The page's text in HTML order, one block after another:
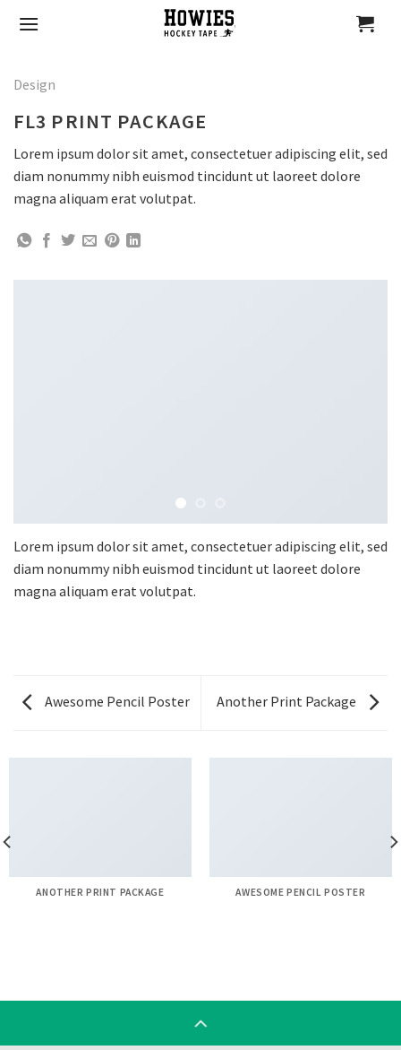
Design
FL3 PRINT PACKAGE
Lorem ipsum dolor sit amet, consectetuer adipiscing elit, sed
diam nonummy nibh euismod tincidunt ut laoreet dolore
magna aliquam erat volutpat.
Lorem ipsum dolor sit amet, consectetuer adipiscing elit, sed
diam nonummy nibh euismod tincidunt ut laoreet dolore
magna aliquam erat volutpat.
Awesome Pencil Poster Another Print Package
ANOTHER PRINT PACKAGE AWESOME PENCIL POSTER